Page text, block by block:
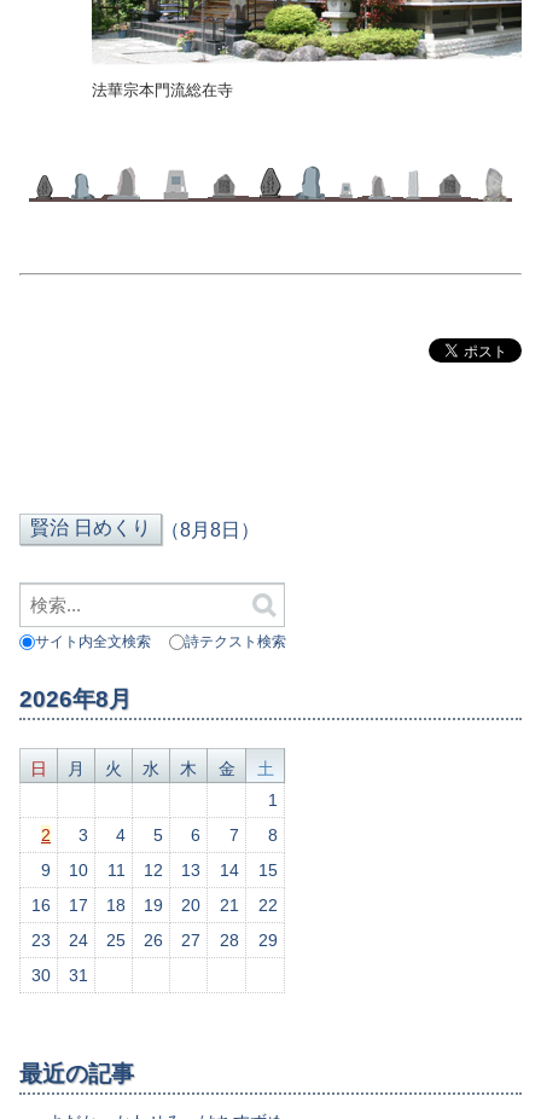
法華宗本門流総在寺
（8月8日）
サイト内全文検索 詩テクスト検索
2026年8月
日 月 火 水 木 金
土
1
2
3 4 5 6 7
8
9
10 11 12 13 14
15
16
17 18 19 20 21
22
23
24 25 26 27 28
29
30
31
最近の記事